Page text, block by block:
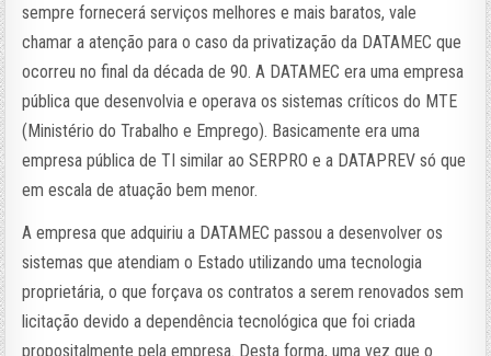
sempre fornecerá serviços melhores e mais baratos, vale
chamar a atenção para o caso da privatização da DATAMEC que
ocorreu no final da década de 90. A DATAMEC era uma empresa
pública que desenvolvia e operava os sistemas críticos do MTE
(Ministério do Trabalho e Emprego). Basicamente era uma
empresa pública de TI similar ao SERPRO e a DATAPREV só que
em escala de atuação bem menor.
A empresa que adquiriu a DATAMEC passou a desenvolver os
sistemas que atendiam o Estado utilizando uma tecnologia
proprietária, o que forçava os contratos a serem renovados sem
licitação devido a dependência tecnológica que foi criada
propositalmente pela empresa. Desta forma, uma vez que o